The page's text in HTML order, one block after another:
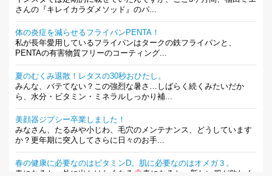
さんの『キレイカラダメソッド』のパ...
体の炎症を減らせるフライパンPENTA！
私が長年愛用しているフライパンはタークの鉄フライパンと、
PENTAの有害物質フリーのコーティング...
夏のむくみ退散！レタスの30秒おひたし。
みんな、バテてない？この強烈な暑さ…しばらく続くみたいだか
ら、水分・ビタミン・ミネラルしっかり補...
美顔器ジプシー卒業しました！
みなさん、たるみや小じわ、毛穴のメンテナンス、どうしています
か？更年期に突入してさらに日々のお手...
春の健康に必要なのはビタミンD。肌に必要なのはオメガ３。
春になると、外に出かけたくなる
春になると、新しい服が欲しく